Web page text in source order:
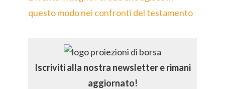
questo modo nei confronti del testamento
Iscriviti alla nostra newsletter e rimani
aggiornato!